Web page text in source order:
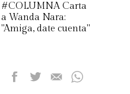
#COLUMNA Carta
a Wanda Nara:
"Amiga, date cuenta"